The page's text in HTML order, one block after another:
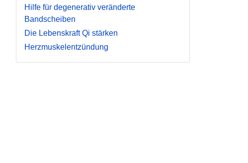
Hilfe für degenerativ veränderte
Bandscheiben
Die Lebenskraft Qi stärken
Herzmuskelentzündung